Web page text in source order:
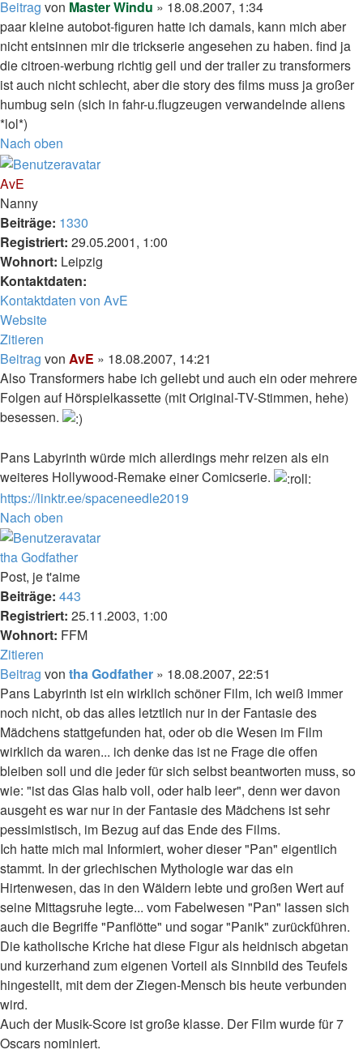
Beitrag von Master Windu » 18.08.2007, 1:34
paar kleine autobot-figuren hatte ich damals, kann mich aber
nicht entsinnen mir die trickserie angesehen zu haben. find ja
die citroen-werbung richtig geil und der trailer zu transformers
ist auch nicht schlecht, aber die story des films muss ja großer
humbug sein (sich in fahr-u.flugzeugen verwandelnde aliens
*lol*)
Nach oben
AvE
Nanny
Beiträge: 1330
Registriert: 29.05.2001, 1:00
Wohnort: Leipzig
Kontaktdaten:
Kontaktdaten von AvE
Website
Zitieren
Beitrag von AvE » 18.08.2007, 14:21
Also Transformers habe ich geliebt und auch ein oder mehrere
Folgen auf Hörspielkassette (mit Original-TV-Stimmen, hehe)
besessen.
Pans Labyrinth würde mich allerdings mehr reizen als ein
weiteres Hollywood-Remake einer Comicserie.
https://linktr.ee/spaceneedle2019
Nach oben
tha Godfather
Post, je t'aime
Beiträge: 443
Registriert: 25.11.2003, 1:00
Wohnort: FFM
Zitieren
Beitrag von tha Godfather » 18.08.2007, 22:51
Pans Labyrinth ist ein wirklich schöner Film, ich weiß immer
noch nicht, ob das alles letztlich nur in der Fantasie des
Mädchens stattgefunden hat, oder ob die Wesen im Film
wirklich da waren... ich denke das ist ne Frage die offen
bleiben soll und die jeder für sich selbst beantworten muss, so
wie: "ist das Glas halb voll, oder halb leer", denn wer davon
ausgeht es war nur in der Fantasie des Mädchens ist sehr
pessimistisch, im Bezug auf das Ende des Films.
Ich hatte mich mal Informiert, woher dieser "Pan" eigentlich
stammt. In der griechischen Mythologie war das ein
Hirtenwesen, das in den Wäldern lebte und großen Wert auf
seine Mittagsruhe legte... vom Fabelwesen "Pan" lassen sich
auch die Begriffe "Panflötte" und sogar "Panik" zurückführen.
Die katholische Kriche hat diese Figur als heidnisch abgetan
und kurzerhand zum eigenen Vorteil als Sinnbild des Teufels
hingestellt, mit dem der Ziegen-Mensch bis heute verbunden
wird.
Auch der Musik-Score ist große klasse. Der Film wurde für 7
Oscars nominiert.